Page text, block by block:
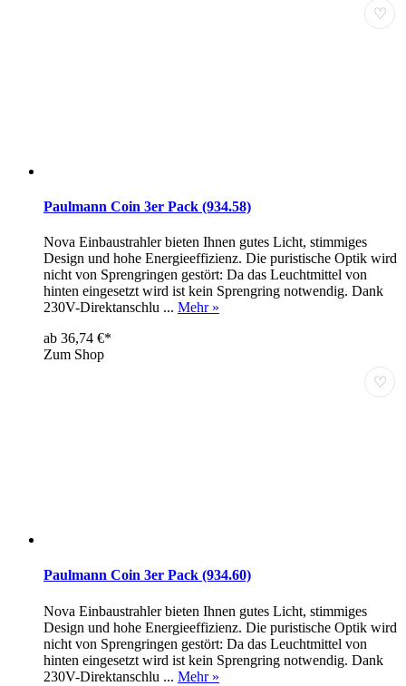
♡
Paulmann Coin 3er Pack (934.58)
Nova Einbaustrahler bieten Ihnen gutes Licht, stimmiges
Design und hohe Energieeffizienz. Die puristische Optik wird
nicht von Sprengringen gestört: Da das Leuchtmittel von
hinten eingesetzt wird ist kein Sprengring notwendig. Dank
230V-Direktanschlu ... Mehr »
ab 36,74 €*
Zum Shop
♡
Paulmann Coin 3er Pack (934.60)
Nova Einbaustrahler bieten Ihnen gutes Licht, stimmiges
Design und hohe Energieeffizienz. Die puristische Optik wird
nicht von Sprengringen gestört: Da das Leuchtmittel von
hinten eingesetzt wird ist kein Sprengring notwendig. Dank
230V-Direktanschlu ... Mehr »